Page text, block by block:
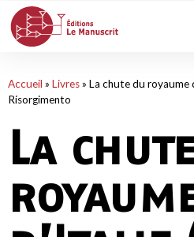
Accueil » Livres» La chute du royaume
Risorgimento
La